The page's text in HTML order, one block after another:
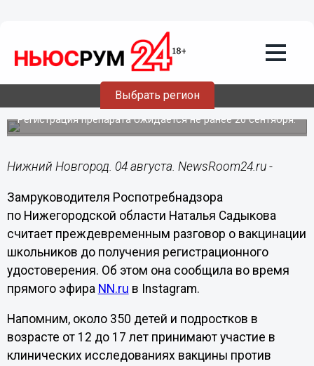
Выбрать регион
Старт вакцинации школьников от
коронавируса не определён в
Нижегородской области
Регистрация препарата ожидается не ранее 20 сентября.
Нижний Новгород. 04 августа. NewsRoom24.ru -
Замруководителя Роспотребнадзора
по Нижегородской области Наталья Садыкова
считает преждевременным разговор о вакцинации
школьников до получения регистрационного
удостоверения. Об этом она сообщила во время
прямого эфира NN.ru в Instagram.
Напомним, около 350 детей и подростков в
возрасте от 12 до 17 лет принимают участие в
клинических исследованиях вакцины против